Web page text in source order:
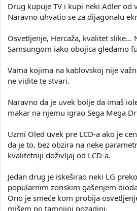
Drug kupuje TV i kupi neki Adler od
Naravno uhvatio se za dijagonalu
Osvetljenje, Hercaža, kvalitet slike...
Samsungom iako obojica gledamo
Vama kojima na kablovskoj nije
ne vidite te stvari.
Naravno da je uvek bolje da imaš
makar na njemu igrao Sega Mega
Uzmi Oled uvek pre LCD-a ako je
da je to, bez obzira na neke
kvalitetniji doživljaj od LCD-a.
Jedan drug je iskeširao neki LG
popularnim zonskim gašenjem
Ono je smeće kom probija
mišem po tamnijoj pozadini.